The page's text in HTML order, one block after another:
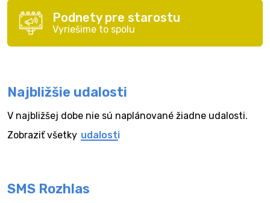
Podnety pre starostu
Vyriešime to spolu
Najbližšie udalosti
V najbližšej dobe nie sú naplánované žiadne udalosti.
Zobraziť všetky udalosti
SMS Rozhlas